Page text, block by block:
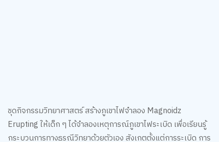
ชุดกิจกรรมวิทยาศาสตร์ สร้างภูเขาไฟจำลอง Magnoidz
Erupting ให้เด็ก ๆ ได้จำลองเหตุการณ์ภูเขาไฟระเบิด เพื่อเรียนรู้
กระบวนการทางธรณีวิทยาด้วยตัวเอง สังเกตตั้งแต่การระเบิด การ